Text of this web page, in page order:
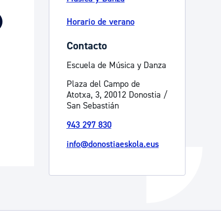
Catálogo de trámites
Horario de verano
Contacto
Escuela de Música y Danza
Plaza del Campo de
Atotxa, 3, 20012 Donostia /
San Sebastián
943 297 830
info@donostiaeskola.eus